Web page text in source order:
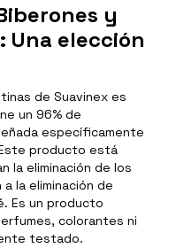
y
Una elección
de Suavinex es
un 96% de
específicamente
producto está
la eliminación de los
la eliminación de
Es un producto
colorantes ni
testado.